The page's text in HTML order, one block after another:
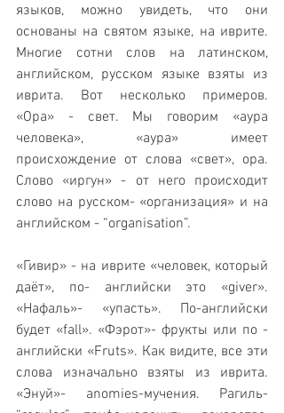
языков, можно увидеть, что они
основаны на святом языке, на иврите.
Многие сотни слов на латинском,
английском, русском языке взяты из
иврита. Вот несколько примеров.
«Ора» - свет. Мы говорим «аура
человека», «аура» имеет
происхождение от слова «свет», ора.
Слово «иргун» - от него происходит
слово на русском- «организация» и на
английском - “organisation”.
«Гивир» - на иврите «человек, который
даёт», по- английски это «giver».
«Нафаль»- «упасть». По-английски
будет «fall». «Фэрот»- фрукты или по -
английски «Fruts». Как видите, все эти
слова изначально взяты из иврита.
«Энуй»- anomies-мучения. Рагиль-